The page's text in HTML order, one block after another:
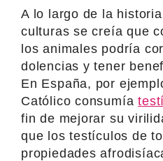
A lo largo de la
culturas se creía que
los animales podría
dolencias y tener
En España, por
Católico consumía
fin de mejorar su
que los testículos de
propiedades